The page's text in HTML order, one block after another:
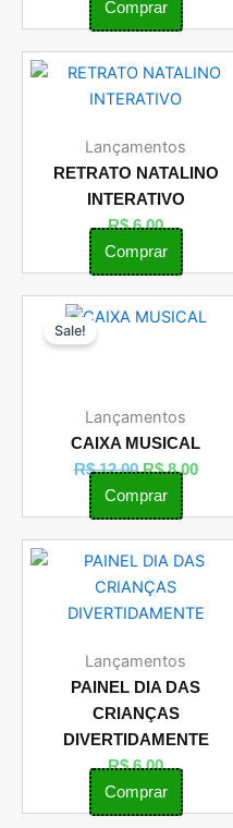
Comprar
Lançamentos
RETRATO NATALINO
INTERATIVO
R$6,00
Comprar
Sale!
Lançamentos
CAIXA MUSICAL
R$12,00
O
R$ 12,00.
R$8,00
O
Comprar
Lançamentos
PAINEL DIA DAS
CRIANÇAS
DIVERTIDAMENTE
R$6,00
Comprar